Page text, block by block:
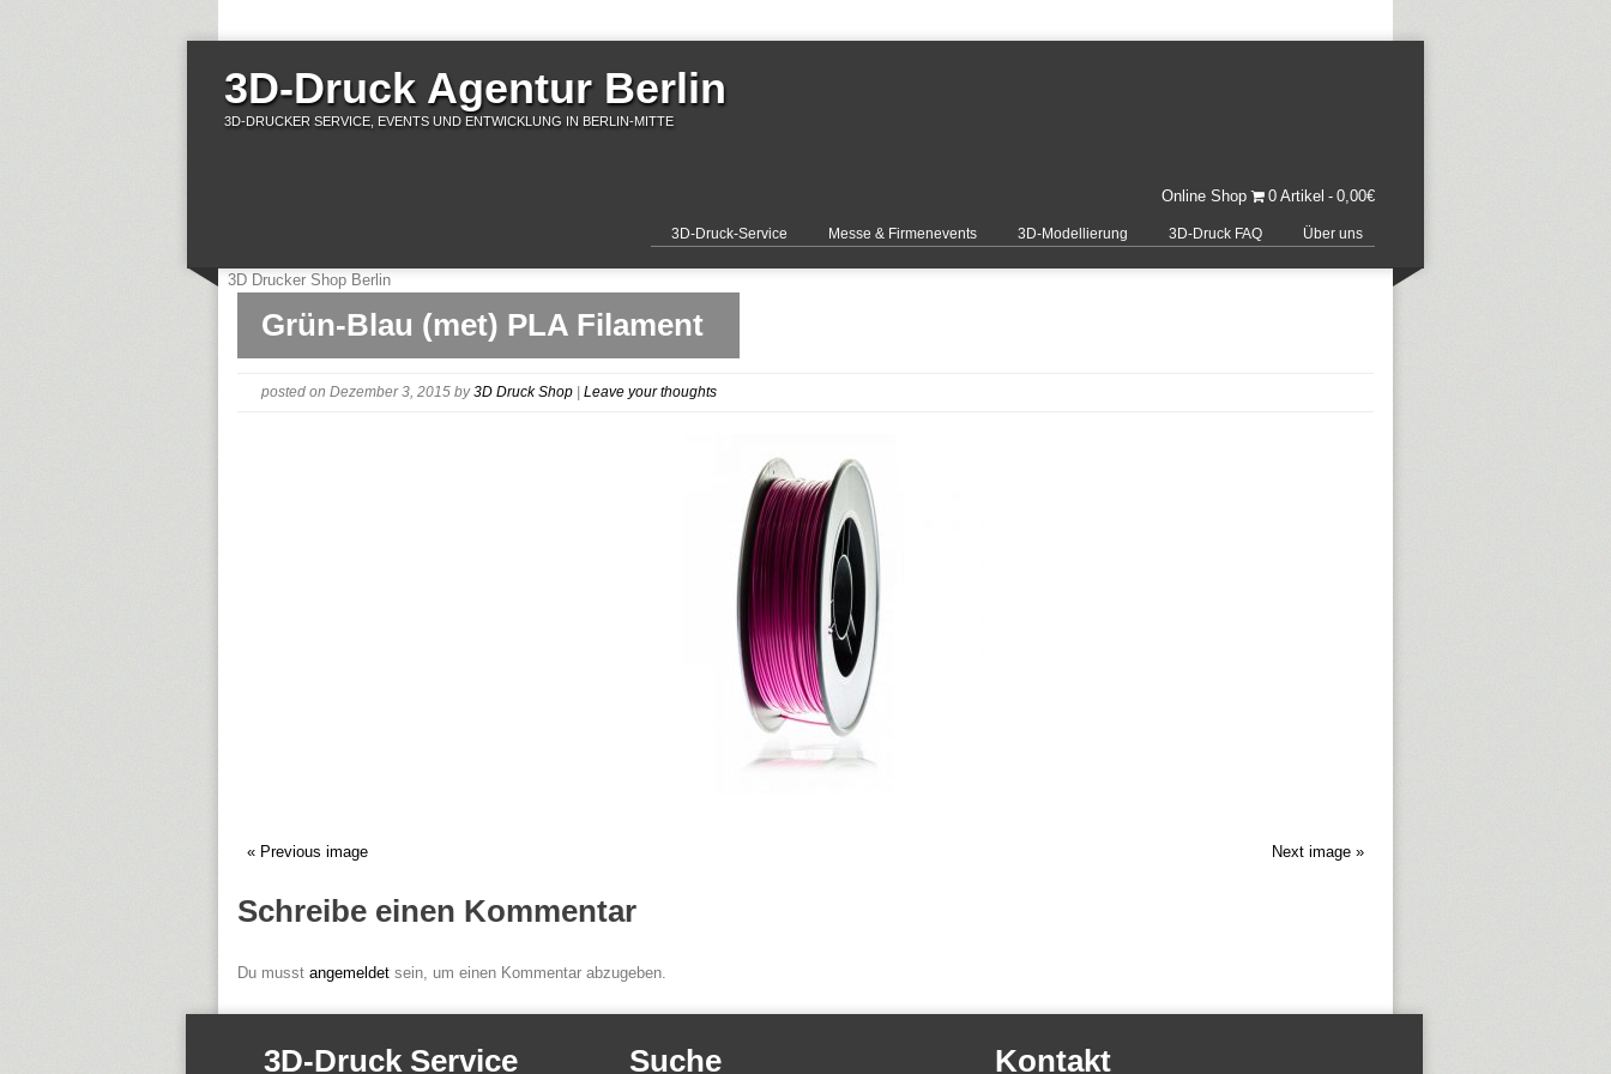
3D-Druck Agentur Berlin
3D-DRUCKER SERVICE, EVENTS UND ENTWICKLUNG IN BERLIN-MITTE
Online Shop 0 Artikel 0,00€
3D-Druck-Service Messe & Firmenevents 3D-Modellierung 3D-Druck FAQ Über uns
3D Drucker Shop Berlin
Grün-Blau (met) PLA Filament
posted on Dezember 3, 2015 by3D Druck Shop Leave your thoughts
Next image »
« Previous image
Schreibe einen Kommentar
Du musst angemeldet sein, um einen Kommentar abzugeben.
3D-Druck Service Suche Kontakt